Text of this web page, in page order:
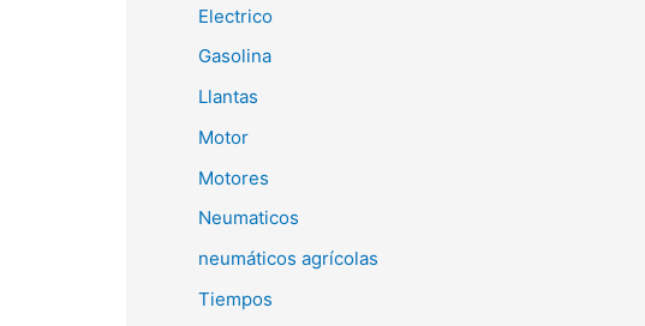
Electrico
Gasolina
Llantas
Motor
Motores
Neumaticos
neumáticos agrícolas
Tiempos